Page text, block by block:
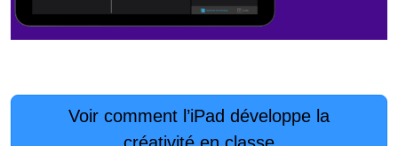
Voir comment l’iPad développe la